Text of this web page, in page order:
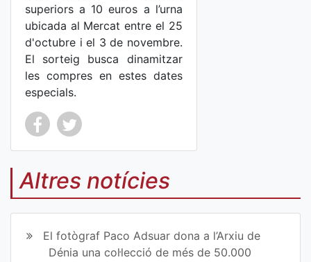
superiors a 10 euros a l’urna
ubicada al Mercat entre el 25
d'octubre i el 3 de novembre.
El sorteig busca dinamitzar
les compres en estes dates
especials.
Co
mp
art
ir
en
Co
mp
art
ir
en
Altres notícies
El fotògraf Paco Adsuar dona a l’Arxiu de
Dénia una col·lecció de més de 50.000